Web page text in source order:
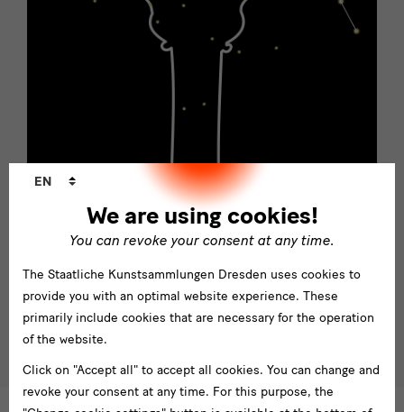
We are using cookies!
You can revoke your consent at any time.
Language
EN
The Staatliche Kunstsammlungen Dresden uses cookies to
provide you with an optimal website experience. These
primarily include cookies that are necessary for the operation
of the website.
Click on "Accept all" to accept all cookies. You can change and
revoke your consent at any time. For this purpose, the